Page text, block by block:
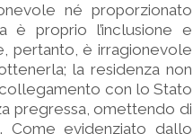
né proporzionato
è proprio l’inclusione e
pertanto, è irragionevole
la residenza non
con lo Stato
pregressa, omettendo di
Come evidenziato dallo